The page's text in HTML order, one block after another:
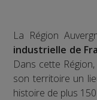
La Région
industrielle de
Dans cette
son territoire un
histoire de plus